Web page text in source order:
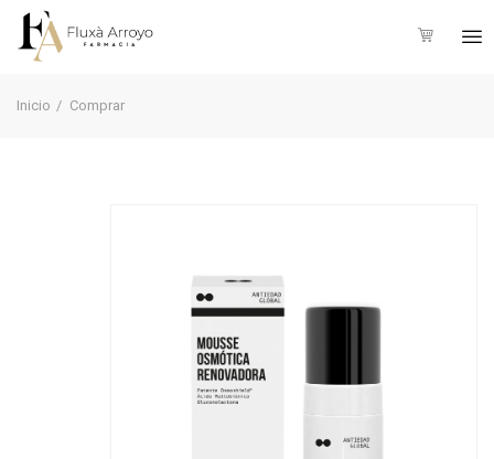
Inicio Comprar